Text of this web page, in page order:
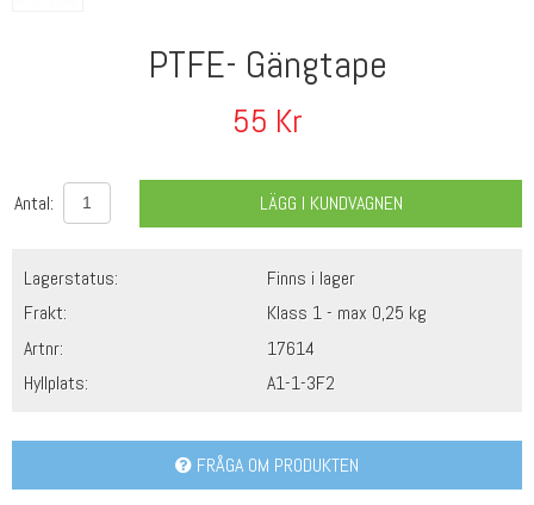
PTFE- Gängtape
55 Kr
Antal: LÄGG I KUNDVAGNEN
Lagerstatus:
Finns i lager
Frakt:
Klass 1 - max 0,25 kg
Artnr:
17614
Hyllplats:
A1-1-3F2
FRÅGA OM PRODUKTEN